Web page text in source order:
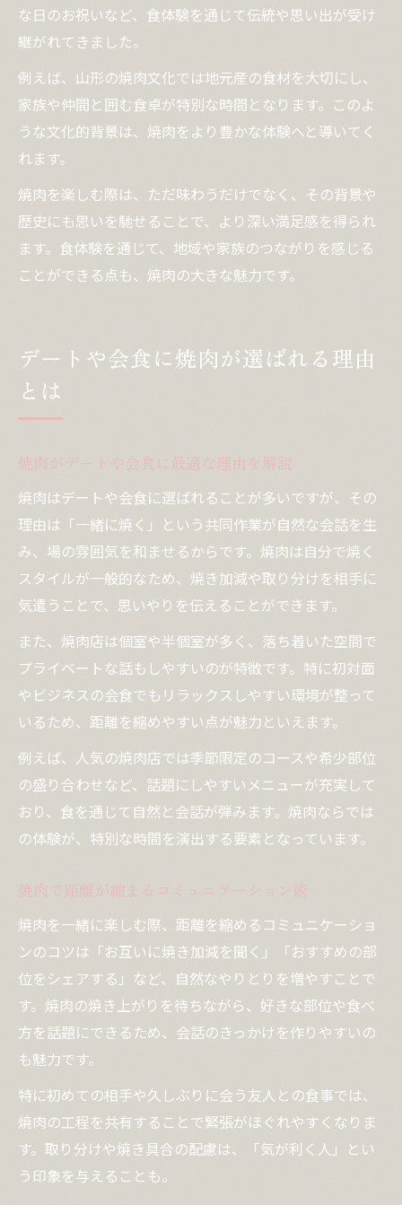
な日のお祝いなど、食体験を通じて伝統や思い出が受け
継がれてきました。
例えば、山形の焼肉文化では地元産の食材を大切にし、
家族や仲間と囲む食卓が特別な時間となります。このよ
うな文化的背景は、焼肉をより豊かな体験へと導いてく
れます。
焼肉を楽しむ際は、ただ味わうだけでなく、その背景や
歴史にも思いを馳せることで、より深い満足感を得られ
ます。食体験を通じて、地域や家族のつながりを感じる
ことができる点も、焼肉の大きな魅力です。
デートや会食に焼肉が選ばれる理由
とは
焼肉がデートや会食に最適な理由を解説
焼肉はデートや会食に選ばれることが多いですが、その
理由は「一緒に焼く」という共同作業が自然な会話を生
み、場の雰囲気を和ませるからです。焼肉は自分で焼く
スタイルが一般的なため、焼き加減や取り分けを相手に
気遣うことで、思いやりを伝えることができます。
また、焼肉店は個室や半個室が多く、落ち着いた空間で
プライベートな話もしやすいのが特徴です。特に初対面
やビジネスの会食でもリラックスしやすい環境が整って
いるため、距離を縮めやすい点が魅力といえます。
例えば、人気の焼肉店では季節限定のコースや希少部位
の盛り合わせなど、話題にしやすいメニューが充実して
おり、食を通じて自然と会話が弾みます。焼肉ならでは
の体験が、特別な時間を演出する要素となっています。
焼肉で距離が縮まるコミュニケーション術
焼肉を一緒に楽しむ際、距離を縮めるコミュニケーショ
ンのコツは「お互いに焼き加減を聞く」「おすすめの部
位をシェアする」など、自然なやりとりを増やすことで
す。焼肉の焼き上がりを待ちながら、好きな部位や食べ
方を話題にできるため、会話のきっかけを作りやすいの
も魅力です。
特に初めての相手や久しぶりに会う友人との食事では、
焼肉の工程を共有することで緊張がほぐれやすくなりま
す。取り分けや焼き具合の配慮は、「気が利く人」とい
う印象を与えることも。